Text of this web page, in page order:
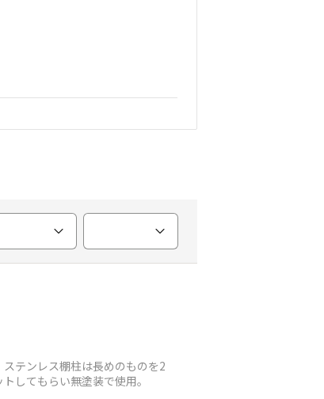
テンレス棚柱は長めのものを2
してもらい無塗装で使用。